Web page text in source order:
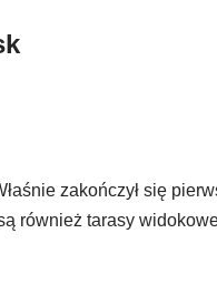
zakończył się
również tarasy